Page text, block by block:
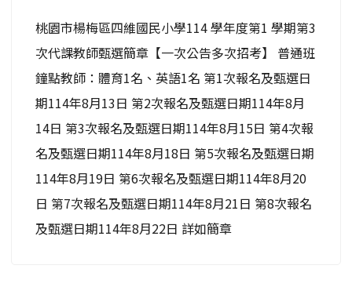
桃園市楊梅區四維國民小學114 學年度第1 學期第3
次代課教師甄選簡章【一次公告多次招考】 普通班
鐘點教師：體育1名、英語1名 第1次報名及甄選日
期114年8月13日 第2次報名及甄選日期114年8月
14日 第3次報名及甄選日期114年8月15日 第4次報
名及甄選日期114年8月18日 第5次報名及甄選日期
114年8月19日 第6次報名及甄選日期114年8月20
日 第7次報名及甄選日期114年8月21日 第8次報名
及甄選日期114年8月22日 詳如簡章